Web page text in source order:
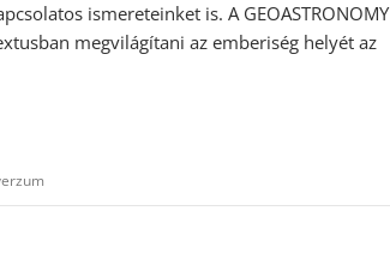
ismereteinket is. A GEOASTRONOMY
megvilágítani az emberiség helyét az